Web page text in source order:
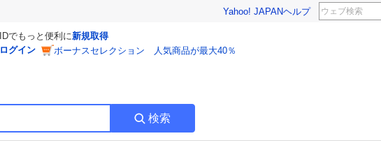
Yahoo! JAPANヘルプ
IDでもっと便利に新規取得
ログイン
ボーナスセレクション 人気商品が最大40％
検索